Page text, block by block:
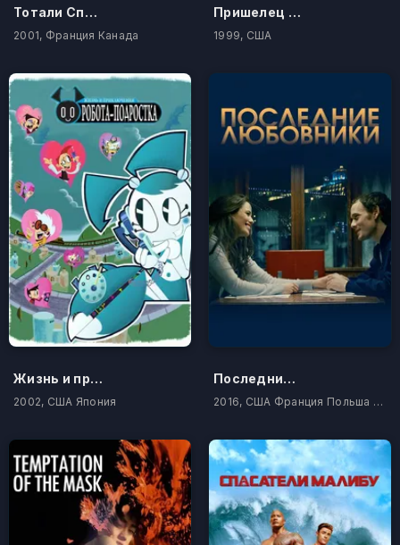
Тотали Спайс!
2001, Франция Канада
Пришелец ЗИМ
1999, США
Жизнь и приключения робота-подростка
2002, США Япония
Последние любовники
2016, США Франция Польша Португалия